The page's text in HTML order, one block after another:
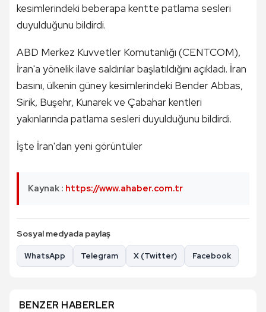
kesimlerindeki beberapa kentte patlama sesleri
duyulduğunu bildirdi.
ABD Merkez Kuvvetler Komutanlığı (CENTCOM),
İran'a yönelik ilave saldırılar başlatıldığını açıkladı. İran
basını, ülkenin güney kesimlerindeki Bender Abbas,
Sirik, Buşehr, Kunarek ve Çabahar kentleri
yakınlarında patlama sesleri duyulduğunu bildirdi.
İşte İran'dan yeni görüntüler
Kaynak : https://www.ahaber.com.tr
Sosyal medyada paylaş
WhatsApp Telegram X (Twitter) Facebook
BENZER HABERLER